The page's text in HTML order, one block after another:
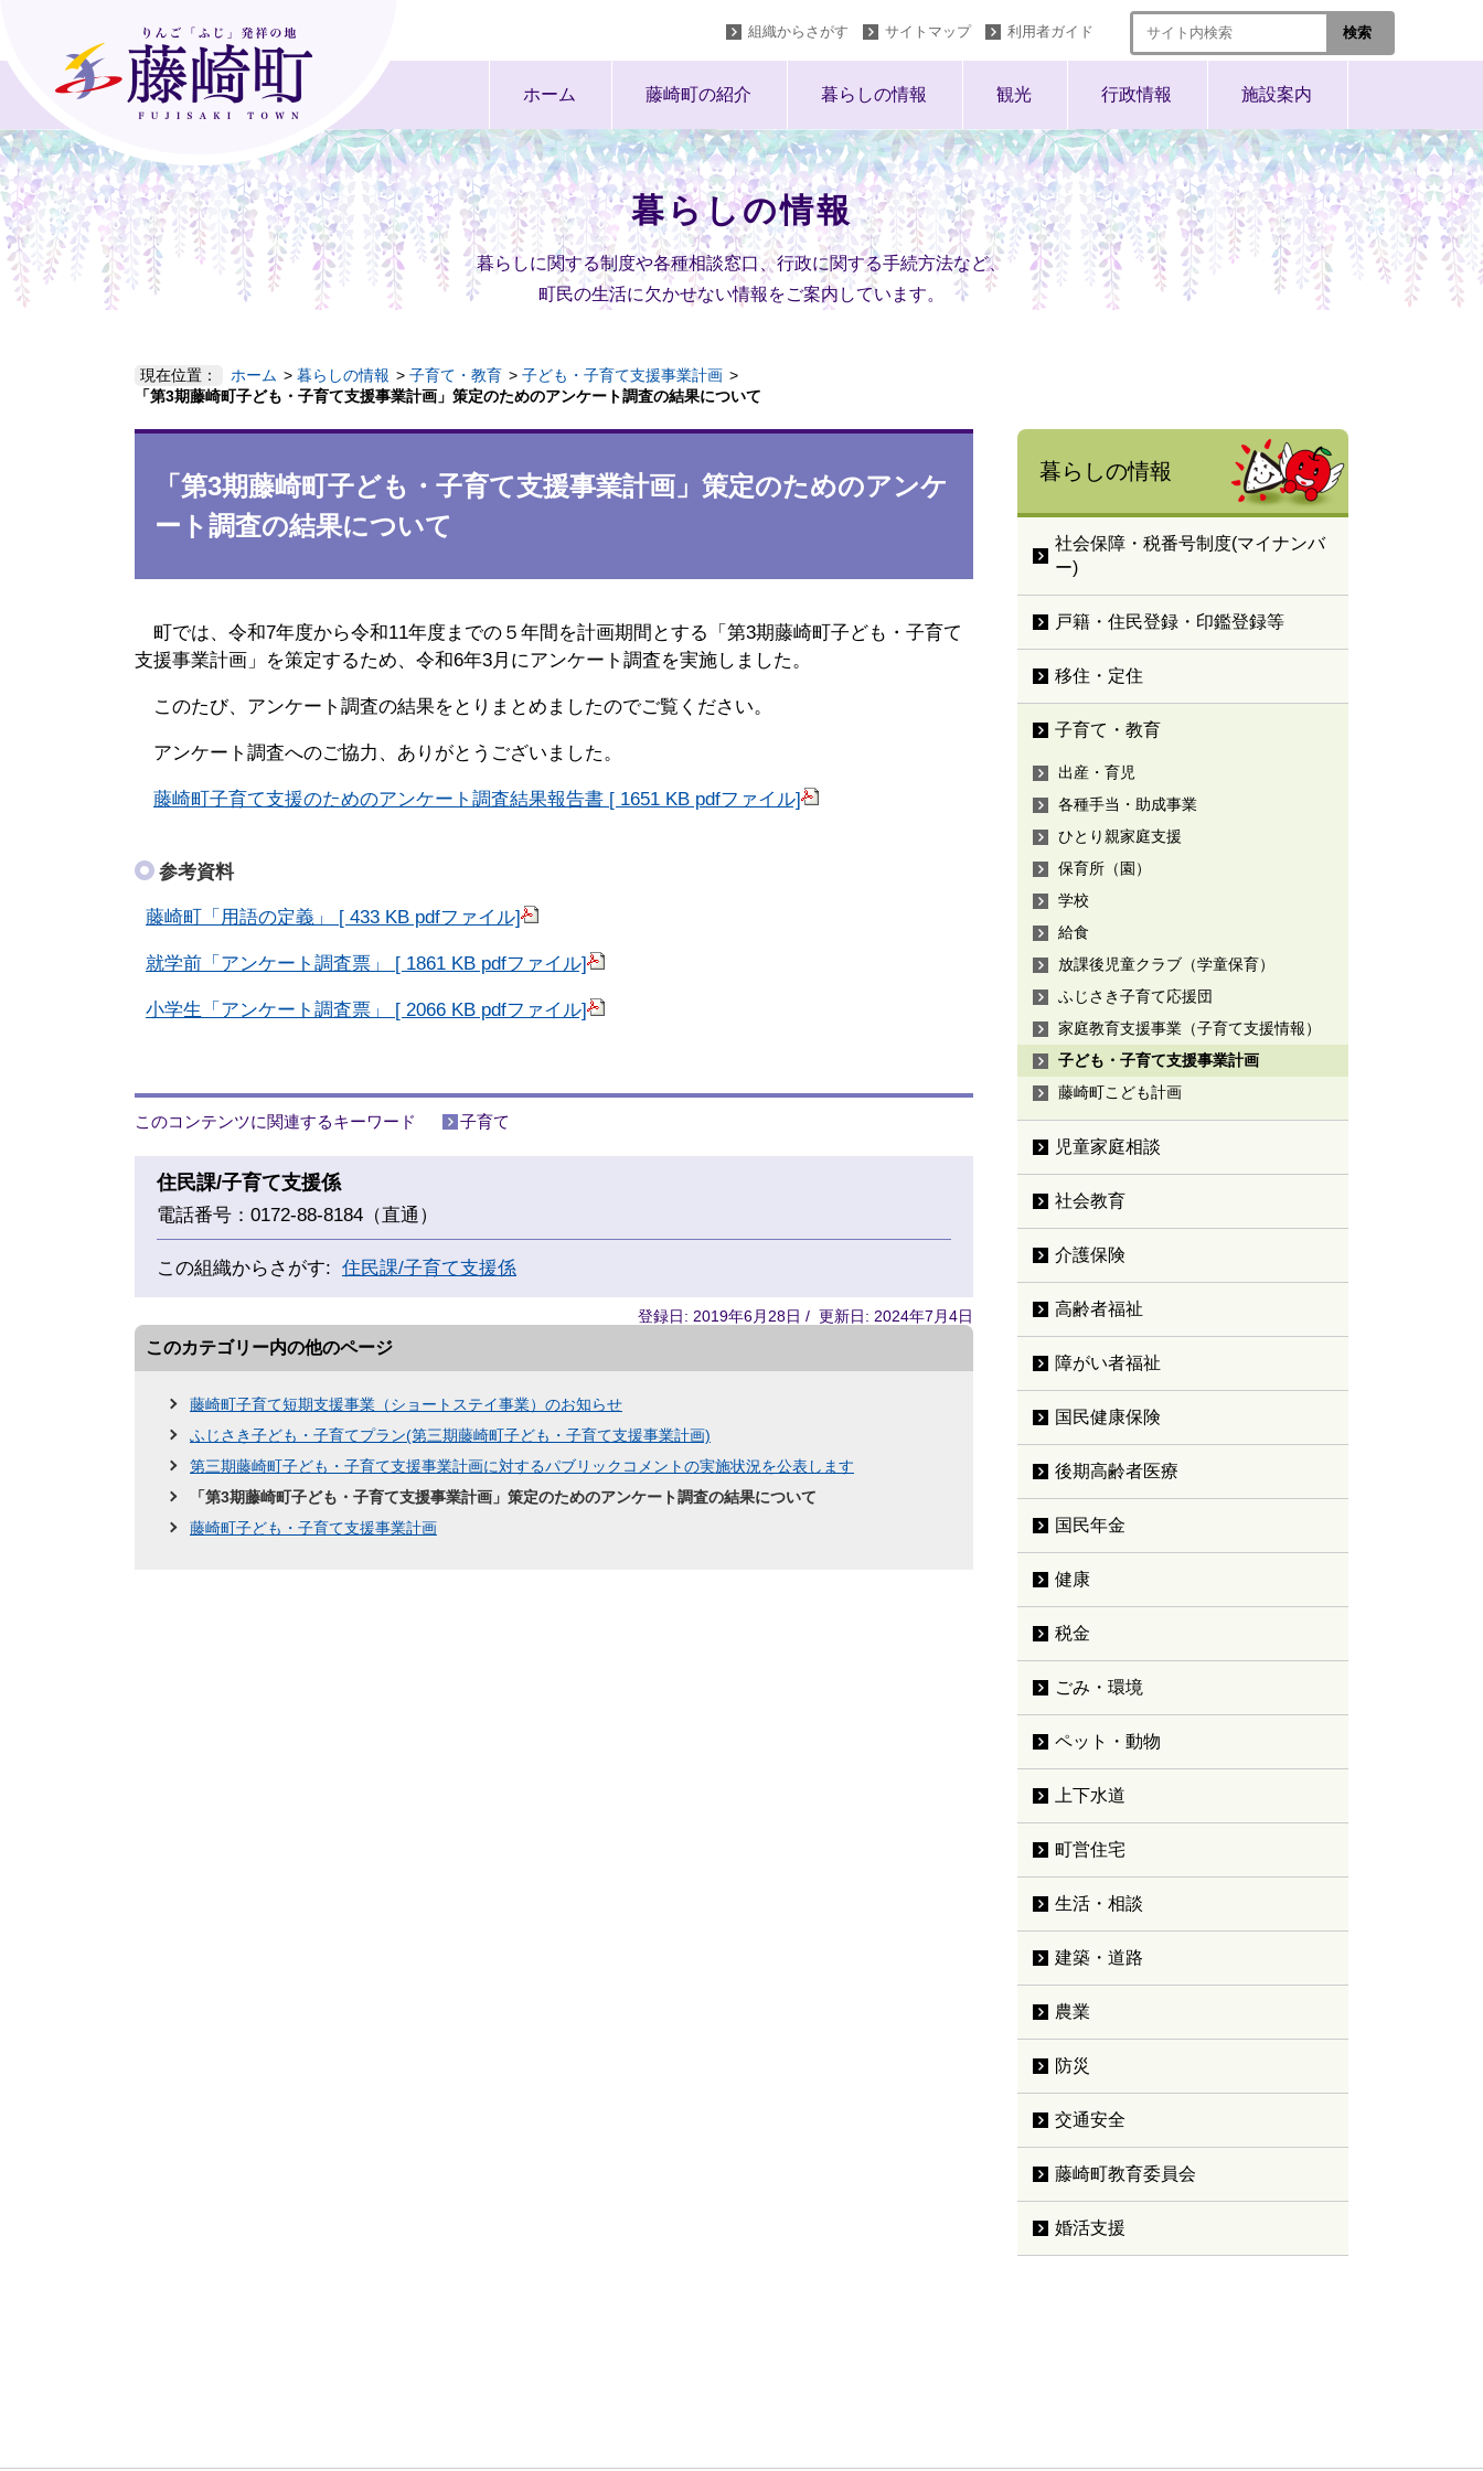
組織からさがす サイトマップ 利用者ガイド
ホーム 藤崎町の紹介 暮らしの情報 観光 行政情報 施設案内
暮らしの情報
暮らしに関する制度や各種相談窓口、行政に関する手続方法など、
町民の生活に欠かせない情報をご案内しています。
現在位置： ホーム 暮らしの情報 子育て・教育
子ども・子育て支援事業計画
「第3期藤崎町子ども・子育て支援事業計画」策定のためのアンケート調査の結果について
暮らしの情報
社会保障・税番号制度(マイナンバ
ー)
戸籍・住民登録・印鑑登録等
移住・定住
子育て・教育
出産・育児
各種手当・助成事業
ひとり親家庭支援
保育所（園）
学校
給食
放課後児童クラブ（学童保育）
ふじさき子育て応援団
家庭教育支援事業（子育て支援情報）
子ども・子育て支援事業計画
藤崎町こども計画
児童家庭相談
社会教育
介護保険
高齢者福祉
障がい者福祉
国民健康保険
後期高齢者医療
国民年金
健康
税金
ごみ・環境
ペット・動物
上下水道
町営住宅
生活・相談
建築・道路
農業
防災
交通安全
藤崎町教育委員会
婚活支援
「第3期藤崎町子ども・子育て支援事業計画」策定のためのアンケ
ート調査の結果について
町では、令和7年度から令和11年度までの５年間を計画期間とする「第3期藤崎町子ども・子育て
支援事業計画」を策定するため、令和6年3月にアンケート調査を実施しました。
このたび、アンケート調査の結果をとりまとめましたのでご覧ください。
アンケート調査へのご協力、ありがとうございました。
藤崎町子育て支援のためのアンケート調査結果報告書 [ 1651 KB pdfファイル]
参考資料
藤崎町「用語の定義」 [ 433 KB pdfファイル]
就学前「アンケート調査票」 [ 1861 KB pdfファイル]
小学生「アンケート調査票」 [ 2066 KB pdfファイル]
このコンテンツに関連するキーワード 子育て
住民課/子育て支援係
電話番号：0172-88-8184（直通）
この組織からさがす: 住民課/子育て支援係
登録日: 2019年6月28日 / 更新日: 2024年7月4日
このカテゴリー内の他のページ
藤崎町子育て短期支援事業（ショートステイ事業）のお知らせ
ふじさき子ども・子育てプラン(第三期藤崎町子ども・子育て支援事業計画)
第三期藤崎町子ども・子育て支援事業計画に対するパブリックコメントの実施状況を公表します
「第3期藤崎町子ども・子育て支援事業計画」策定のためのアンケート調査の結果について
藤崎町子ども・子育て支援事業計画